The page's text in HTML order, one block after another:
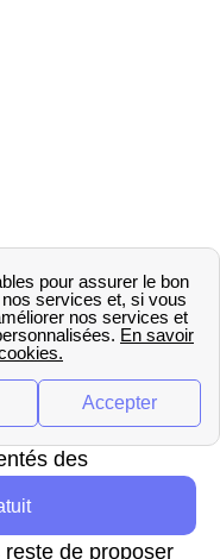
constituent les
il en existe
du
Les tarifs de
en général plus
des
afin de
stratégie globale
de proposer